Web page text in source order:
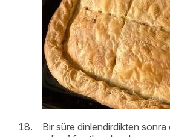
Bir süre dinlendirdikten sonra